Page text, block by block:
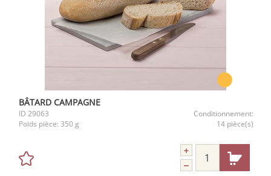
BÂTARD CAMPAGNE
ID 29063
Conditionnement:
Poids pièce: 350 g 14 pièce(s)